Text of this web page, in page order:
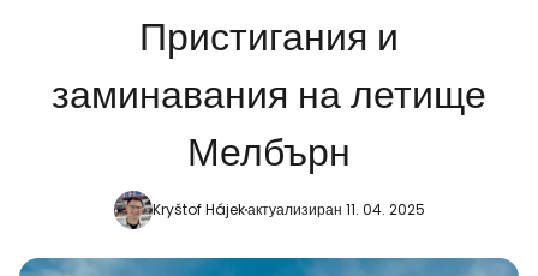
Пристигания и
заминавания на летище
Мелбърн
Kryštof Hájekактуализиран 11. 04. 2025
Продължете с Facebook
Продължете с имейл